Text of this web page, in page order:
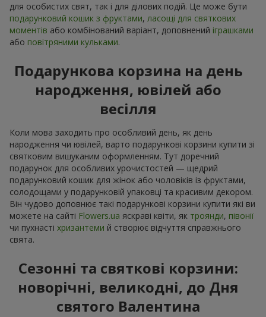
для особистих свят, так і для ділових подій. Це може бути
подарунковий кошик з фруктами, ласощі для святкових
моментів або комбінований варіант, доповнений іграшками
або повітряними кульками.
Подарункова корзина на день
народження, ювілей або
весілля
Коли мова заходить про особливий день, як день
народження чи ювілей, варто подарункові корзини купити зі
святковим вишуканим оформленням. Тут доречний
подарунок для особливих урочистостей — щедрий
подарунковий кошик для жінок або чоловіків із фруктами,
солодощами у подарунковій упаковці та красивим декором.
Він чудово доповнює такі подарункові корзини купити які ви
можете на сайті Flowers.ua яскраві квіти, як троянди, півонії
чи пухнасті хризантеми й створює відчуття справжнього
свята.
Сезонні та святкові корзини:
новорічні, великодні, до Дня
святого Валентина